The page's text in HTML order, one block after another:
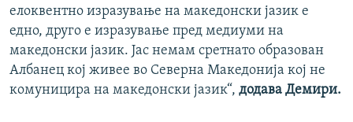
елоквентно изразување на македонски јазик е
едно, друго е изразување пред медиуми на
македонски јазик. Јас немам сретнато образован
Албанец кој живее во Северна Македонија кој не
комуницира на македонски јазик“, додава Демири.